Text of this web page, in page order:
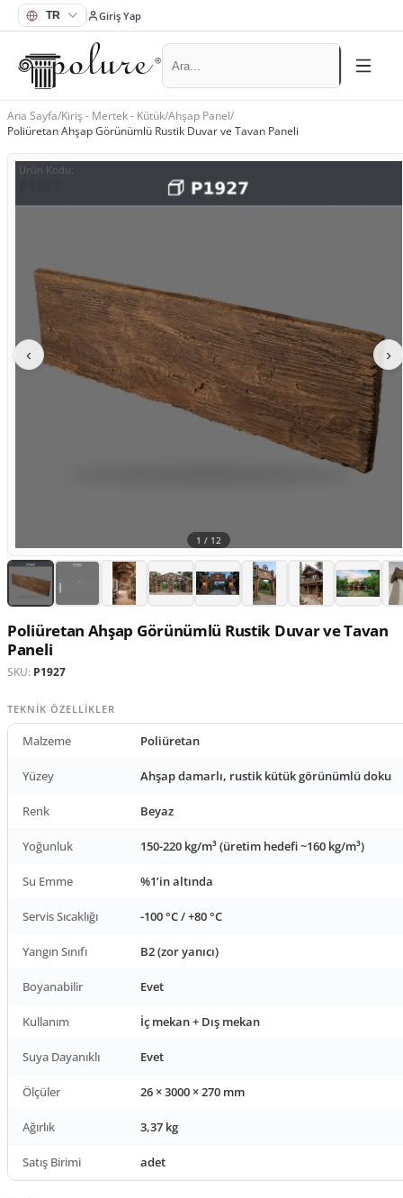
Giriş Yap
Ana Sayfa/Kiriş - Mertek - Kütük/Ahşap Panel/
Poliüretan Ahşap Görünümlü Rustik Duvar ve Tavan Paneli
Ürün Kodu:
‹ ›
1 / 12
Poliüretan Ahşap Görünümlü Rustik Duvar ve Tavan
Paneli
SKU: P1927
TEKNIK ÖZELLIKLER
Malzeme Poliüretan
Yüzey Ahşap damarlı, rustik kütük görünümlü doku
Renk Beyaz
Yoğunluk 150-220 kg/m³ (üretim hedefi ~160 kg/m³)
Su Emme %1’in altında
Servis Sıcaklığı -100 °C / +80 °C
Yangın Sınıfı B2 (zor yanıcı)
Boyanabilir Evet
Kullanım İç mekan + Dış mekan
Suya Dayanıklı Evet
Ölçüler 26 × 3000 × 270 mm
Ağırlık 3,37 kg
Satış Birimi adet